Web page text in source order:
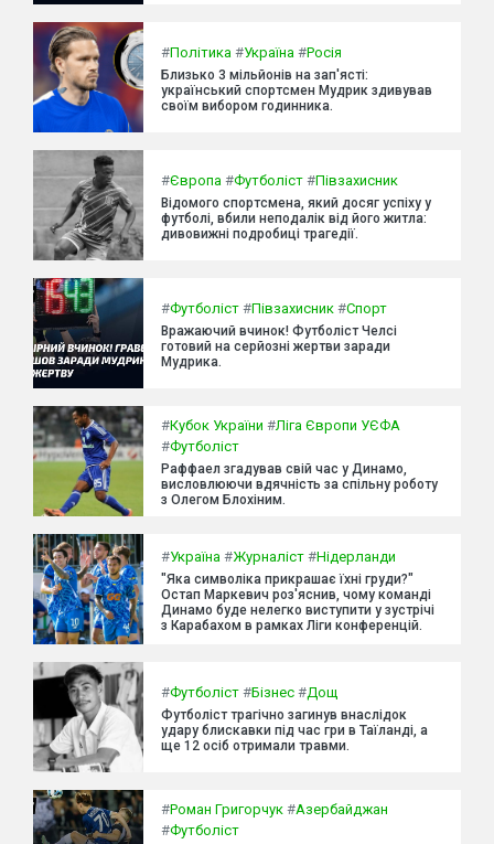
#Політика #Україна #Росія
Близько 3 мільйонів на зап'ясті:
український спортсмен Мудрик здивував
своїм вибором годинника.
#Європа #Футболіст #Півзахисник
Відомого спортсмена, який досяг успіху у
футболі, вбили неподалік від його житла:
дивовижні подробиці трагедії.
#Футболіст #Півзахисник #Спорт
Вражаючий вчинок! Футболіст Челсі
готовий на серйозні жертви заради
Мудрика.
#Кубок України #Ліга Європи УЄФА
#Футболіст
Раффаел згадував свій час у Динамо,
висловлюючи вдячність за спільну роботу
з Олегом Блохіним.
#Україна #Журналіст #Нідерланди
"Яка символіка прикрашає їхні груди?"
Остап Маркевич роз'яснив, чому команді
Динамо буде нелегко виступити у зустрічі
з Карабахом в рамках Ліги конференцій.
#Футболіст #Бізнес #Дощ
Футболіст трагічно загинув внаслідок
удару блискавки під час гри в Таїланді, а
ще 12 осіб отримали травми.
#Роман Григорчук #Азербайджан
#Футболіст